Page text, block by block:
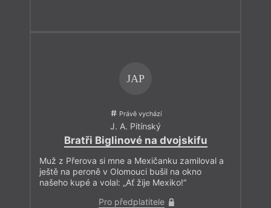
disciplína: chceme zrušit rámy, chceme se dívat na obraz, ale
Ale těžko by o něm nějaký literární Adolf Loos mohl říct, že je
ornamentářem (‚Ornament je zločin‘). Právě díky slovům,
kterých se nebojí, objevují se v jeho příbězích ty zprofanované
perličky na dně.“
Přeji vám živé čtení!
JAP
Právě vychází
J. A. Pitínský
Bratři Biglinové na dvojskifu
Muž z Přerova si mne a Mexičanku zamiloval a
ještě na peroně v Olomouci bušil na okno
našeho kupé a volal: „Ať žije Mexiko!“
Pro předplatitele